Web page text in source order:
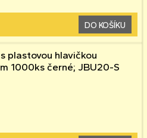
DO KOŠÍKU
plastovou hlavičkou
1000ks černé; JBU20-S